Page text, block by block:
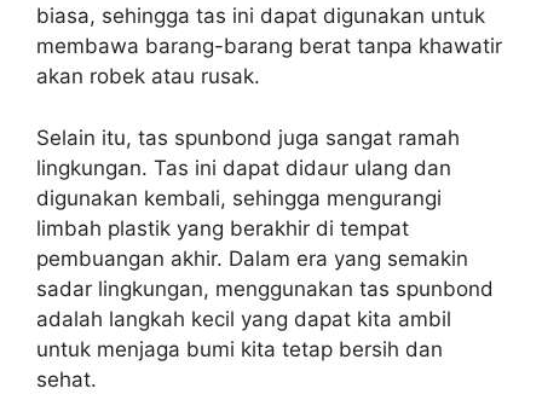
biasa, sehingga tas ini dapat digunakan untuk
membawa barang-barang berat tanpa khawatir
akan robek atau rusak.
Selain itu, tas spunbond juga sangat ramah
lingkungan. Tas ini dapat didaur ulang dan
digunakan kembali, sehingga mengurangi
limbah plastik yang berakhir di tempat
pembuangan akhir. Dalam era yang semakin
sadar lingkungan, menggunakan tas spunbond
adalah langkah kecil yang dapat kita ambil
untuk menjaga bumi kita tetap bersih dan
sehat.